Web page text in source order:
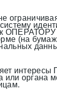
(на
интересы
или органа